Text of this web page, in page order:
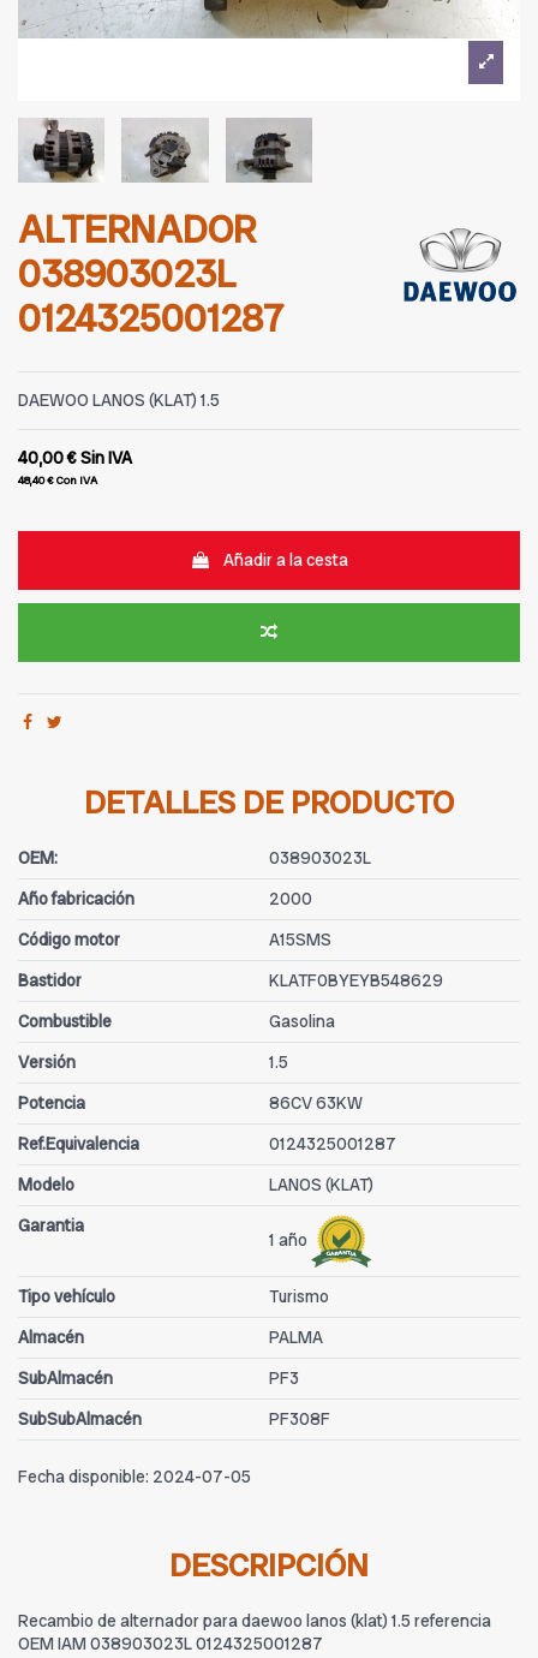
ALTERNADOR
038903023L
0124325001287
DAEWOO LANOS (KLAT) 1.5
40,00 €Sin IVA
48,40 €Con IVA
Añadir a la cesta
DETALLES DE PRODUCTO
OEM:
038903023L
Año fabricación
2000
Código motor
A15SMS
Bastidor
KLATF0BYEYB548629
Combustible
Gasolina
Versión
1.5
Potencia
86CV 63KW
Ref.Equivalencia
0124325001287
Modelo
LANOS (KLAT)
Garantia
1 año
Tipo vehículo
Turismo
Almacén
PALMA
SubAlmacén
PF3
SubSubAlmacén
PF308F
Fecha disponible: 2024-07-05
DESCRIPCIÓN
Recambio de alternador para daewoo lanos (klat) 1.5 referencia
OEM IAM 038903023L 0124325001287